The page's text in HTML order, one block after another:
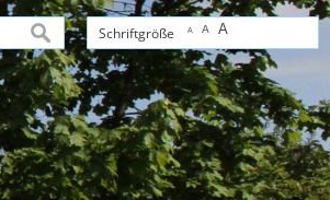
Schriftgröße A A A
suchen